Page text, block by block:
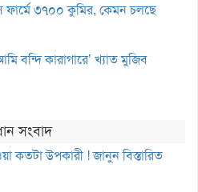
ফার্মে ৩৭০০ কুমির, কেমন চলছে
বন্দি কারাগারে’ খ্যাত মুজিব
সংবাদ
কতটা উপকারী ! জানুন বিস্তারিত